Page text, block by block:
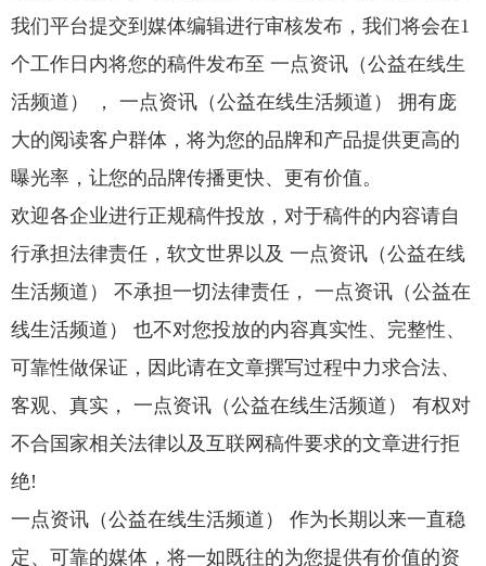
我们平台提交到媒体编辑进行审核发布，我们将会在1
个工作日内将您的稿件发布至 一点资讯（公益在线生
活频道） ， 一点资讯（公益在线生活频道） 拥有庞
大的阅读客户群体，将为您的品牌和产品提供更高的
曝光率，让您的品牌传播更快、更有价值。
欢迎各企业进行正规稿件投放，对于稿件的内容请自
行承担法律责任，软文世界以及 一点资讯（公益在线
生活频道） 不承担一切法律责任， 一点资讯（公益在
线生活频道） 也不对您投放的内容真实性、完整性、
可靠性做保证，因此请在文章撰写过程中力求合法、
客观、真实， 一点资讯（公益在线生活频道） 有权对
不合国家相关法律以及互联网稿件要求的文章进行拒
绝!
一点资讯（公益在线生活频道） 作为长期以来一直稳
定、可靠的媒体，将一如既往的为您提供有价值的资